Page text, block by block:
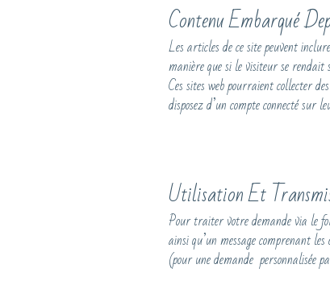
Contenu Embarqué
Les articles de ce site peuvent
manière que si le visiteur se
Ces sites web pourraient collecter
disposez d’un compte connecté sur
Utilisation Et
Pour traiter votre demande via le
ainsi qu’un message comprenant
(pour une demande personnalisée